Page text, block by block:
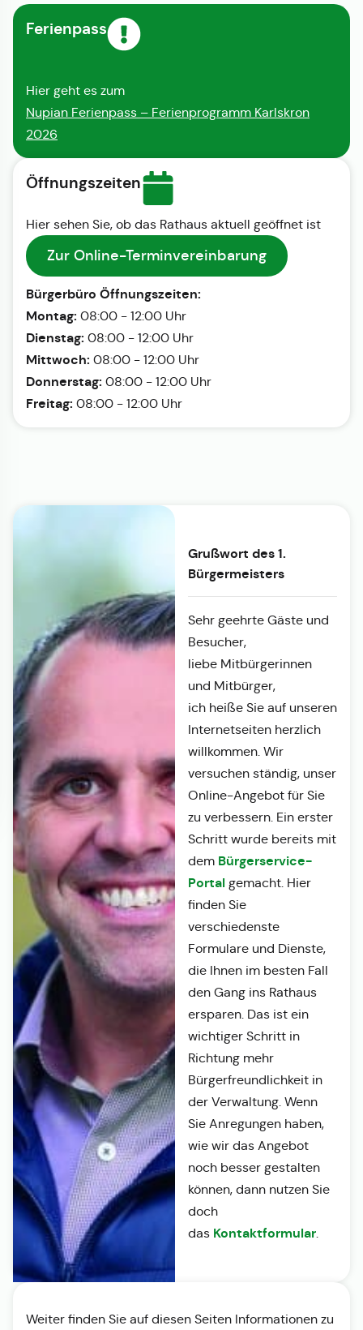
Ferienpass
Hier geht es zum
Nupian Ferienpass – Ferienprogramm Karlskron
2026
Öffnungszeiten
Hier sehen Sie, ob das Rathaus aktuell geöffnet ist
Zur Online-Terminvereinbarung
Bürgerbüro Öffnungszeiten:
Montag: 08:00 - 12:00 Uhr
Dienstag: 08:00 - 12:00 Uhr
Mittwoch: 08:00 - 12:00 Uhr
Donnerstag: 08:00 - 12:00 Uhr
Freitag: 08:00 - 12:00 Uhr
Grußwort des 1.
Bürgermeisters
Sehr geehrte Gäste und
Besucher,
liebe Mitbürgerinnen
und Mitbürger,
ich heiße Sie auf unseren
Internetseiten herzlich
willkommen. Wir
versuchen ständig, unser
Online-Angebot für Sie
zu verbessern. Ein erster
Schritt wurde bereits mit
dem Bürgerservice-
Portalgemacht. Hier
finden Sie
verschiedenste
Formulare und Dienste,
die Ihnen im besten Fall
den Gang ins Rathaus
ersparen. Das ist ein
wichtiger Schritt in
Richtung mehr
Bürgerfreundlichkeit in
der Verwaltung. Wenn
Sie Anregungen haben,
wie wir das Angebot
noch besser gestalten
können, dann nutzen Sie
doch
das Kontaktformular.
Weiter finden Sie auf diesen Seiten Informationen zu